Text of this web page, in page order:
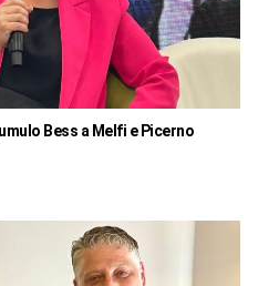
Bess a Melfi e Picerno